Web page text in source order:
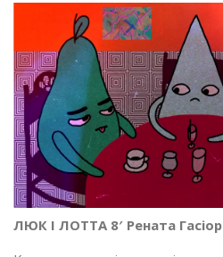
ЛЮК І ЛОТТА 8′ Рената